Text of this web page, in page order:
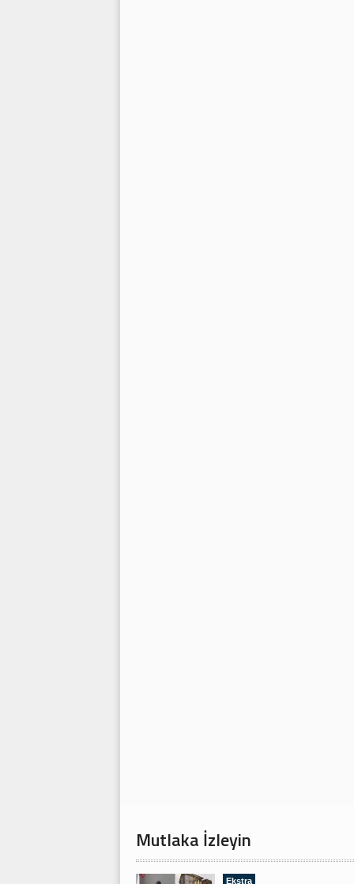
Mutlaka İzleyin
Ekstra